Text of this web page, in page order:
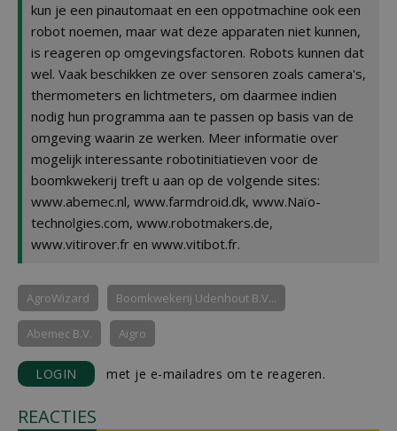
kun je een pinautomaat en een oppotmachine ook een
robot noemen, maar wat deze apparaten niet kunnen,
is reageren op omgevingsfactoren. Robots kunnen dat
wel. Vaak beschikken ze over sensoren zoals camera's,
thermometers en lichtmeters, om daarmee indien
nodig hun programma aan te passen op basis van de
omgeving waarin ze werken. Meer informatie over
mogelijk interessante robotinitiatieven voor de
boomkwekerij treft u aan op de volgende sites:
www.abemec.nl, www.farmdroid.dk, www.Naïo-
technolgies.com, www.robotmakers.de,
www.vitirover.fr en www.vitibot.fr.
AgroWizard Boomkwekerij Udenhout B.V...
Abemec B.V. Aigro
LOGIN met je e-mailadres om te reageren.
REACTIES